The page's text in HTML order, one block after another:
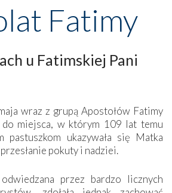
Fatimy
u Fatimskiej Pani
wraz z grupą Apostołów Fatimy
do miejsca, w którym 109 lat temu
pastuszkom ukazywała się Matka
pokuty i nadziei.
przez bardzo licznych